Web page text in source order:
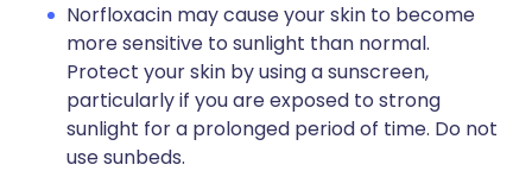
Norfloxacin may cause your skin to become
more sensitive to sunlight than normal.
Protect your skin by using a sunscreen,
particularly if you are exposed to strong
sunlight for a prolonged period of time. Do not
use sunbeds.